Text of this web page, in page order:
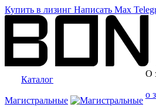
Купить в лизинг Написать Max
Каталог
Магистральные
О
о